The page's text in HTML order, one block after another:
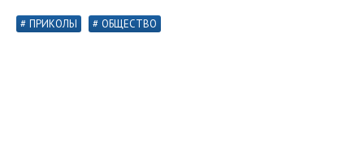
ПРИКОЛЫ ОБЩЕСТВО